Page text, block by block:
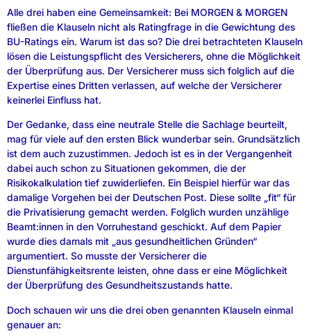
Alle drei haben eine Gemeinsamkeit: Bei MORGEN & MORGEN
fließen die Klauseln nicht als Ratingfrage in die Gewichtung des
BU-Ratings ein. Warum ist das so? Die drei betrachteten Klauseln
lösen die Leistungspflicht des Versicherers, ohne die Möglichkeit
der Überprüfung aus. Der Versicherer muss sich folglich auf die
Expertise eines Dritten verlassen, auf welche der Versicherer
keinerlei Einfluss hat.
Der Gedanke, dass eine neutrale Stelle die Sachlage beurteilt,
mag für viele auf den ersten Blick wunderbar sein. Grundsätzlich
ist dem auch zuzustimmen. Jedoch ist es in der Vergangenheit
dabei auch schon zu Situationen gekommen, die der
Risikokalkulation tief zuwiderliefen. Ein Beispiel hierfür war das
damalige Vorgehen bei der Deutschen Post. Diese sollte „fit“ für
die Privatisierung gemacht werden. Folglich wurden unzählige
Beamt:innen in den Vorruhestand geschickt. Auf dem Papier
wurde dies damals mit „aus gesundheitlichen Gründen“
argumentiert. So musste der Versicherer die
Dienstunfähigkeitsrente leisten, ohne dass er eine Möglichkeit
der Überprüfung des Gesundheitszustands hatte.
Doch schauen wir uns die drei oben genannten Klauseln einmal
genauer an: